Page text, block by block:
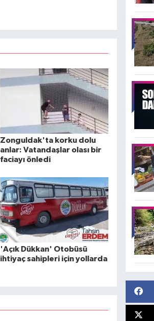
Zonguldak'ta korku dolu
anlar: Vatandaşlar olası bir
faciayı önledi
'Açık Dükkan' Otobüsü
ihtiyaç sahipleri için yollarda